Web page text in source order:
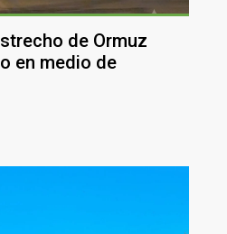
de Ormuz
en medio de